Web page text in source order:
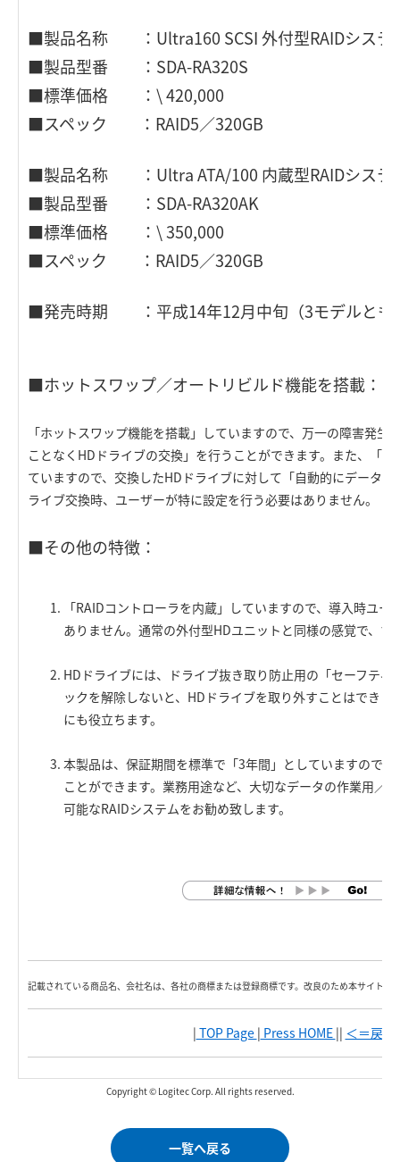
■製品名称 ：Ultra160 SCSI 外付型RAIDシステ
■製品型番 ：SDA-RA320S
■標準価格 ：\ 420,000
■スペック ：RAID5／320GB
■製品名称 ：Ultra ATA/100 内蔵型RAIDシステ
■製品型番 ：SDA-RA320AK
■標準価格 ：\ 350,000
■スペック ：RAID5／320GB
■発売時期 ：平成14年12月中旬（3モデルとも
■ホットスワップ／オートリビルド機能を搭載：
「ホットスワップ機能を搭載」していますので、万一の障害発生
ことなくHDドライブの交換」を行うことができます。また、「
ていますので、交換したHDドライブに対して「自動的にデータ
ライブ交換時、ユーザーが特に設定を行う必要はありません。
■その他の特徴：
「RAIDコントローラを内蔵」していますので、導入時ユ
ありません。通常の外付型HDユニットと同様の感覚で、す
HDドライブには、ドライブ抜き取り防止用の「セーフティ
ックを解除しないと、HDドライブを取り外すことはできま
にも役立ちます。
本製品は、保証期間を標準で「3年間」としていますので
ことができます。業務用途など、大切なデータの作業用／
可能なRAIDシステムをお勧め致します。
記載されている商品名、会社名は、各社の商標または登録商標です。改良のため本サイト内
| TOP Page | Press HOME || ＜＝戻る
Copyright © Logitec Corp. All rights reserved.
一覧へ戻る